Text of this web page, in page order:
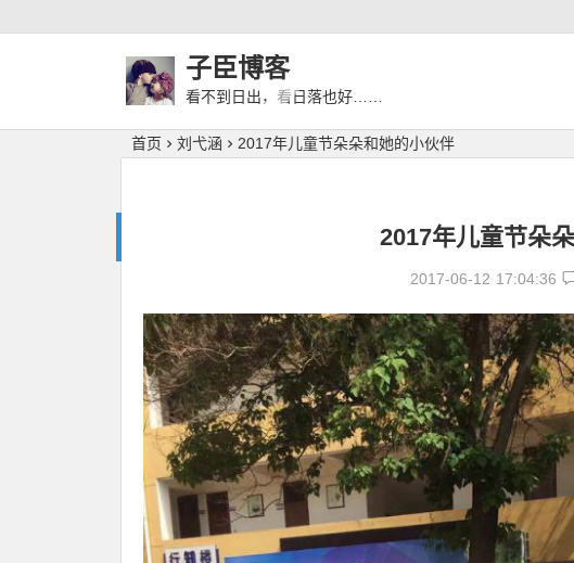
子臣博客
看不到日出，看日落也好……
首页 刘弋涵 2017年儿童节朵朵和她的小伙伴
2017年儿童节朵
2017-06-12 17:04:36